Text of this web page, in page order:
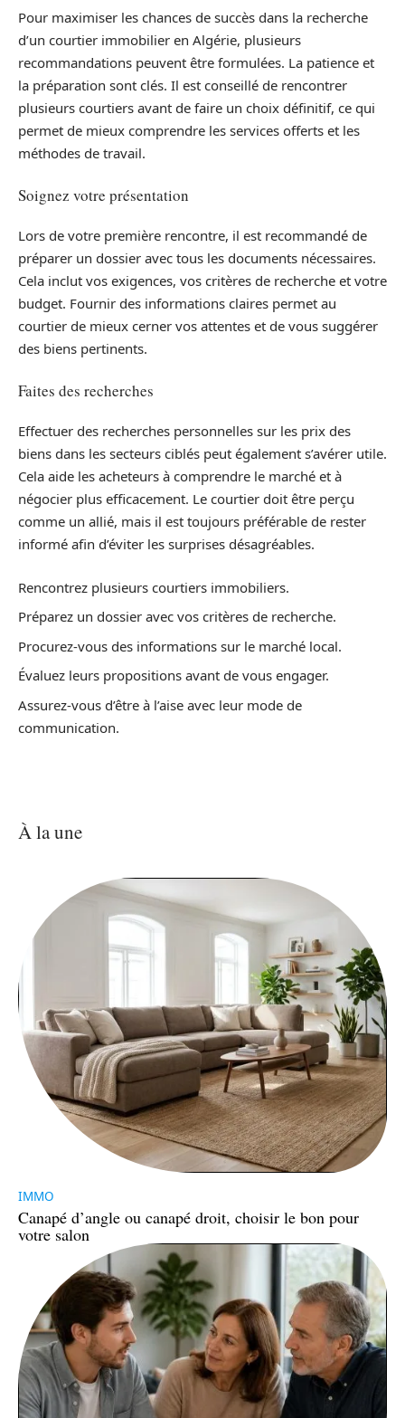
Pour maximiser les chances de succès dans la recherche
d’un courtier immobilier en Algérie, plusieurs
recommandations peuvent être formulées. La patience et
la préparation sont clés. Il est conseillé de rencontrer
plusieurs courtiers avant de faire un choix définitif, ce qui
permet de mieux comprendre les services offerts et les
méthodes de travail.
Soignez votre présentation
Lors de votre première rencontre, il est recommandé de
préparer un dossier avec tous les documents nécessaires.
Cela inclut vos exigences, vos critères de recherche et votre
budget. Fournir des informations claires permet au
courtier de mieux cerner vos attentes et de vous suggérer
des biens pertinents.
Faites des recherches
Effectuer des recherches personnelles sur les prix des
biens dans les secteurs ciblés peut également s’avérer utile.
Cela aide les acheteurs à comprendre le marché et à
négocier plus efficacement. Le courtier doit être perçu
comme un allié, mais il est toujours préférable de rester
informé afin d’éviter les surprises désagréables.
Rencontrez plusieurs courtiers immobiliers.
Préparez un dossier avec vos critères de recherche.
Procurez-vous des informations sur le marché local.
Évaluez leurs propositions avant de vous engager.
Assurez-vous d’être à l’aise avec leur mode de
communication.
À la une
IMMO
Canapé d’angle ou canapé droit, choisir le bon pour
votre salon